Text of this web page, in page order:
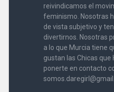
reivindicamos el
feminismo. Nosotras
de vista subjetivo y
divertirnos. Nosotras
a lo que Murcia tiene
gustan las Chicas que
ponerte en contacto